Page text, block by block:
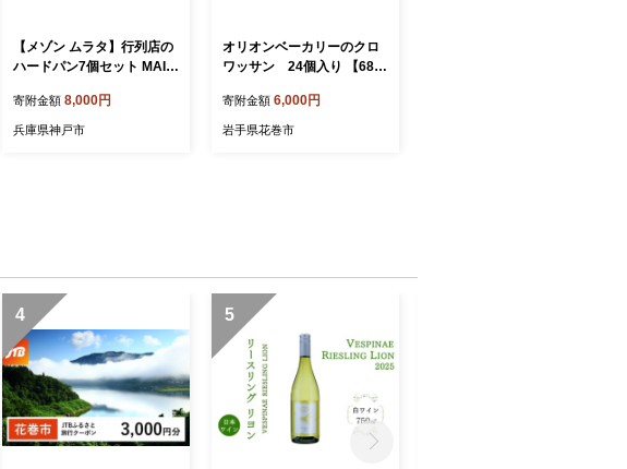
【メゾン ムラタ】行列店の
ハードパン7個セット MAIS
ー 冷凍 パン 詰合せ
寄附金額 8,000円
兵庫県神戸市
オリオンベーカリーのクロ
ワッサン 24個入り 【68
寄附金額 6,000円
岩手県花巻市
4 5